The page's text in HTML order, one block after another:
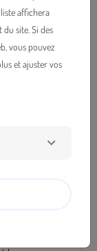
de nos
soutenons les
de notre seul
nos produits.
telles que
en Loire-
affichera
site. Si des
vous pouvez
et ajuster vos